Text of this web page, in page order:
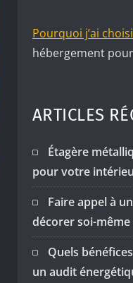
Pourquoi j’ai
hébergement
ARTICLES
Étagère
pour votre
Faire appel à
décorer soi-même
Quels
un audit